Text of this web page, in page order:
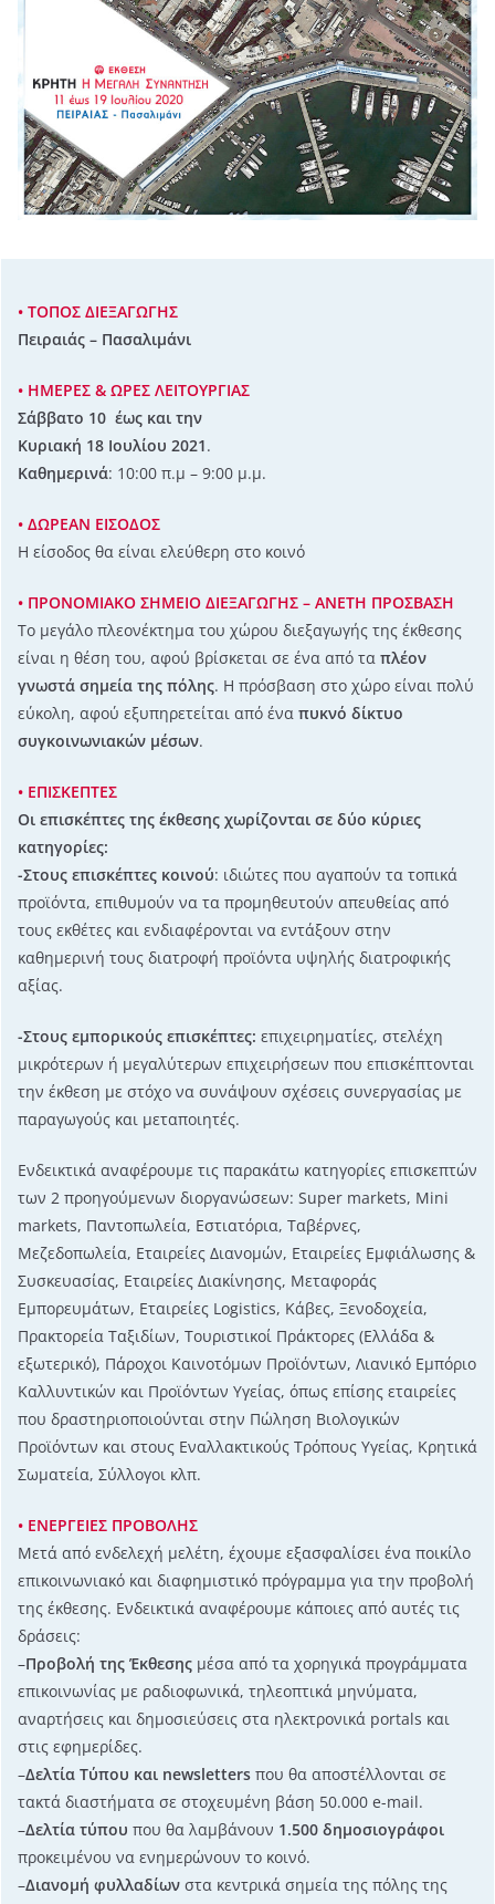
• ΤΟΠΟΣ ΔΙΕΞΑΓΩΓΗΣ
Πειραιάς – Πασαλιμάνι
• ΗΜΕΡΕΣ & ΩΡΕΣ ΛΕΙΤΟΥΡΓΙΑΣ
Σάββατο 10 έως και την
Κυριακή 18 Ιουλίου 2021.
Καθημερινά: 10:00 π.μ – 9:00 μ.μ.
• ΔΩΡΕΑΝ ΕΙΣΟΔΟΣ
Η είσοδος θα είναι ελεύθερη στο κοινό
• ΠΡΟΝΟΜΙΑΚΟ ΣΗΜΕΙΟ ΔΙΕΞΑΓΩΓΗΣ – ΑΝΕΤΗ ΠΡΟΣΒΑΣΗ
Το μεγάλο πλεονέκτημα του χώρου διεξαγωγής της έκθεσης
είναι η θέση του, αφού βρίσκεται σε ένα από τα πλέον
γνωστά σημεία της πόλης. Η πρόσβαση στο χώρο είναι πολύ
εύκολη, αφού εξυπηρετείται από ένα πυκνό δίκτυο
συγκοινωνιακών μέσων.
• ΕΠΙΣΚΕΠΤΕΣ
Οι επισκέπτες της έκθεσης χωρίζονται σε δύο κύριες
κατηγορίες:
-Στους επισκέπτες κοινού: ιδιώτες που αγαπούν τα τοπικά
προϊόντα, επιθυμούν να τα προμηθευτούν απευθείας από
τους εκθέτες και ενδιαφέρονται να εντάξουν στην
καθημερινή τους διατροφή προϊόντα υψηλής διατροφικής
αξίας.
-Στους εμπορικούς επισκέπτες: επιχειρηματίες, στελέχη
μικρότερων ή μεγαλύτερων επιχειρήσεων που επισκέπτονται
την έκθεση µε στόχο να συνάψουν σχέσεις συνεργασίας µε
παραγωγούς και μεταποιητές.
Ενδεικτικά αναφέρουμε τις παρακάτω κατηγορίες επισκεπτών
των 2 προηγούμενων διοργανώσεων: Super markets, Mini
markets, Παντοπωλεία, Εστιατόρια, Ταβέρνες,
Μεζεδοπωλεία, Εταιρείες Διανομών, Εταιρείες Εμφιάλωσης &
Συσκευασίας, Εταιρείες Διακίνησης, Μεταφοράς
Εµπορευµάτων, Εταιρείες Logistics, Κάβες, Ξενοδοχεία,
Πρακτορεία Ταξιδίων, Τουριστικοί Πράκτορες (Ελλάδα &
εξωτερικό), Πάροχοι Καινοτόμων Προϊόντων, Λιανικό Εμπόριο
Καλλυντικών και Προϊόντων Υγείας, όπως επίσης εταιρείες
που δραστηριοποιούνται στην Πώληση Βιολογικών
Προϊόντων και στους Εναλλακτικούς Τρόπους Υγείας, Κρητικά
Σωματεία, Σύλλογοι κλπ.
• ΕΝΕΡΓΕΙΕΣ ΠΡΟΒΟΛΗΣ
Μετά από ενδελεχή μελέτη, έχουμε εξασφαλίσει ένα ποικίλο
επικοινωνιακό και διαφημιστικό πρόγραμμα για την προβολή
της έκθεσης. Ενδεικτικά αναφέρουμε κάποιες από αυτές τις
δράσεις:
–Προβολή της Έκθεσης μέσα από τα χορηγικά προγράμματα
επικοινωνίας µε ραδιοφωνικά, τηλεοπτικά μηνύματα,
αναρτήσεις και δημοσιεύσεις στα ηλεκτρονικά portals και
στις εφημερίδες.
–Δελτία Τύπου και newsletters που θα αποστέλλονται σε
τακτά διαστήματα σε στοχευμένη βάση 50.000 e-mail.
–Δελτία τύπου που θα λαμβάνουν 1.500 δημοσιογράφοι
προκειμένου να ενημερώνουν το κοινό.
–Διανομή φυλλαδίων στα κεντρικά σημεία της πόλης της